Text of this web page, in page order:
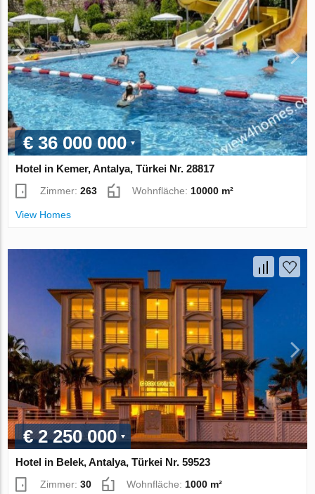
€ 36 000 000
Hotel in Kemer, Antalya, Türkei Nr. 28817
Zimmer:263 Wohnfläche: 10000 m²
View Homes
€ 2 250 000
Hotel in Belek, Antalya, Türkei Nr. 59523
Zimmer:30 Wohnfläche: 1000 m²